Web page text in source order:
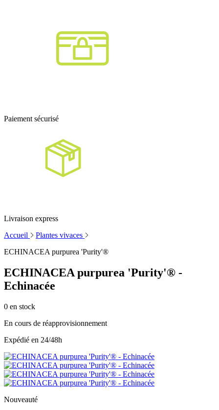
Paiement sécurisé
Livraison express
Accueil
Plantes vivaces
ECHINACEA purpurea 'Purity'®
ECHINACEA purpurea 'Purity'® -
Echinacée
0 en stock
En cours de réapprovisionnement
Expédié en 24/48h
Nouveauté